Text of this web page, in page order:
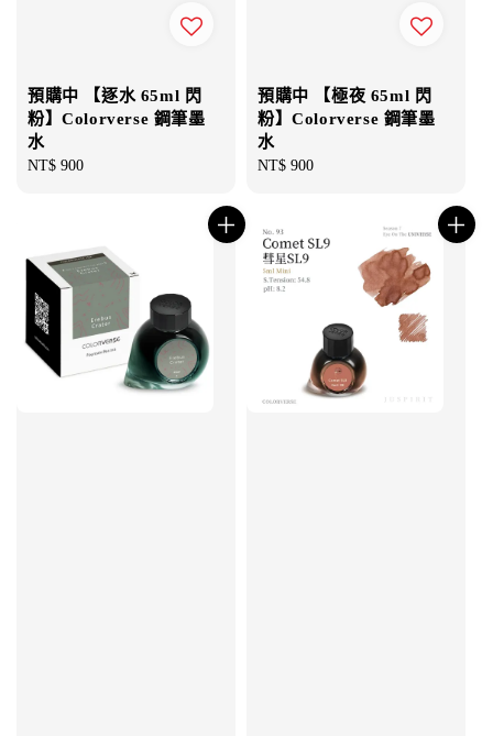
預購中 【逐水 65ml 閃
粉】Colorverse 鋼筆墨
水
Regular
NT$ 900
預購中 【極夜 65ml 閃
粉】Colorverse 鋼筆墨
水
Regular
NT$ 900